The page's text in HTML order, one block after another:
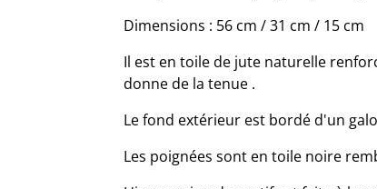
Dimensions : 56 cm / 31 cm / 15 cm
Il est en toile de jute naturelle
donne de la tenue .
Le fond extérieur est bordé d'un
Les poignées sont en toile noire